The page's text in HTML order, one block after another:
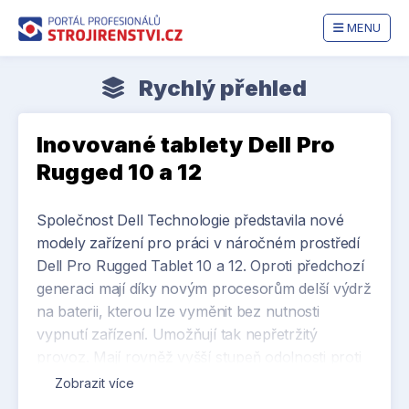
MENU
Rychlý přehled
Inovované tablety Dell Pro
Rugged 10 a 12
Společnost Dell Technologie představila nové
modely zařízení pro práci v náročném prostředí
Dell Pro Rugged Tablet 10 a 12. Oproti předchozí
generaci mají díky novým procesorům delší výdrž
na baterii, kterou lze vyměnit bez nutnosti
vypnutí zařízení. Umožňují tak nepřetržitý
vnějšímu prostředí IP66. Odolné „rugged“
Zobrazit více